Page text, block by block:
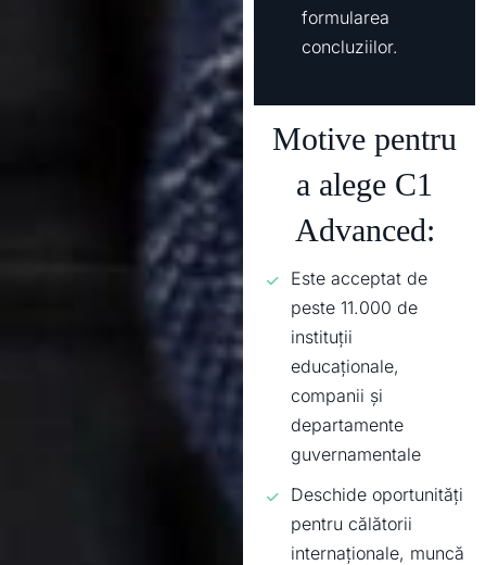
formularea
concluziilor.
Motive pentru
a alege C1
Advanced:
Este acceptat de
peste 11.000 de
instituții
educaționale,
companii și
departamente
guvernamentale
Deschide oportunități
pentru călătorii
internaționale, muncă